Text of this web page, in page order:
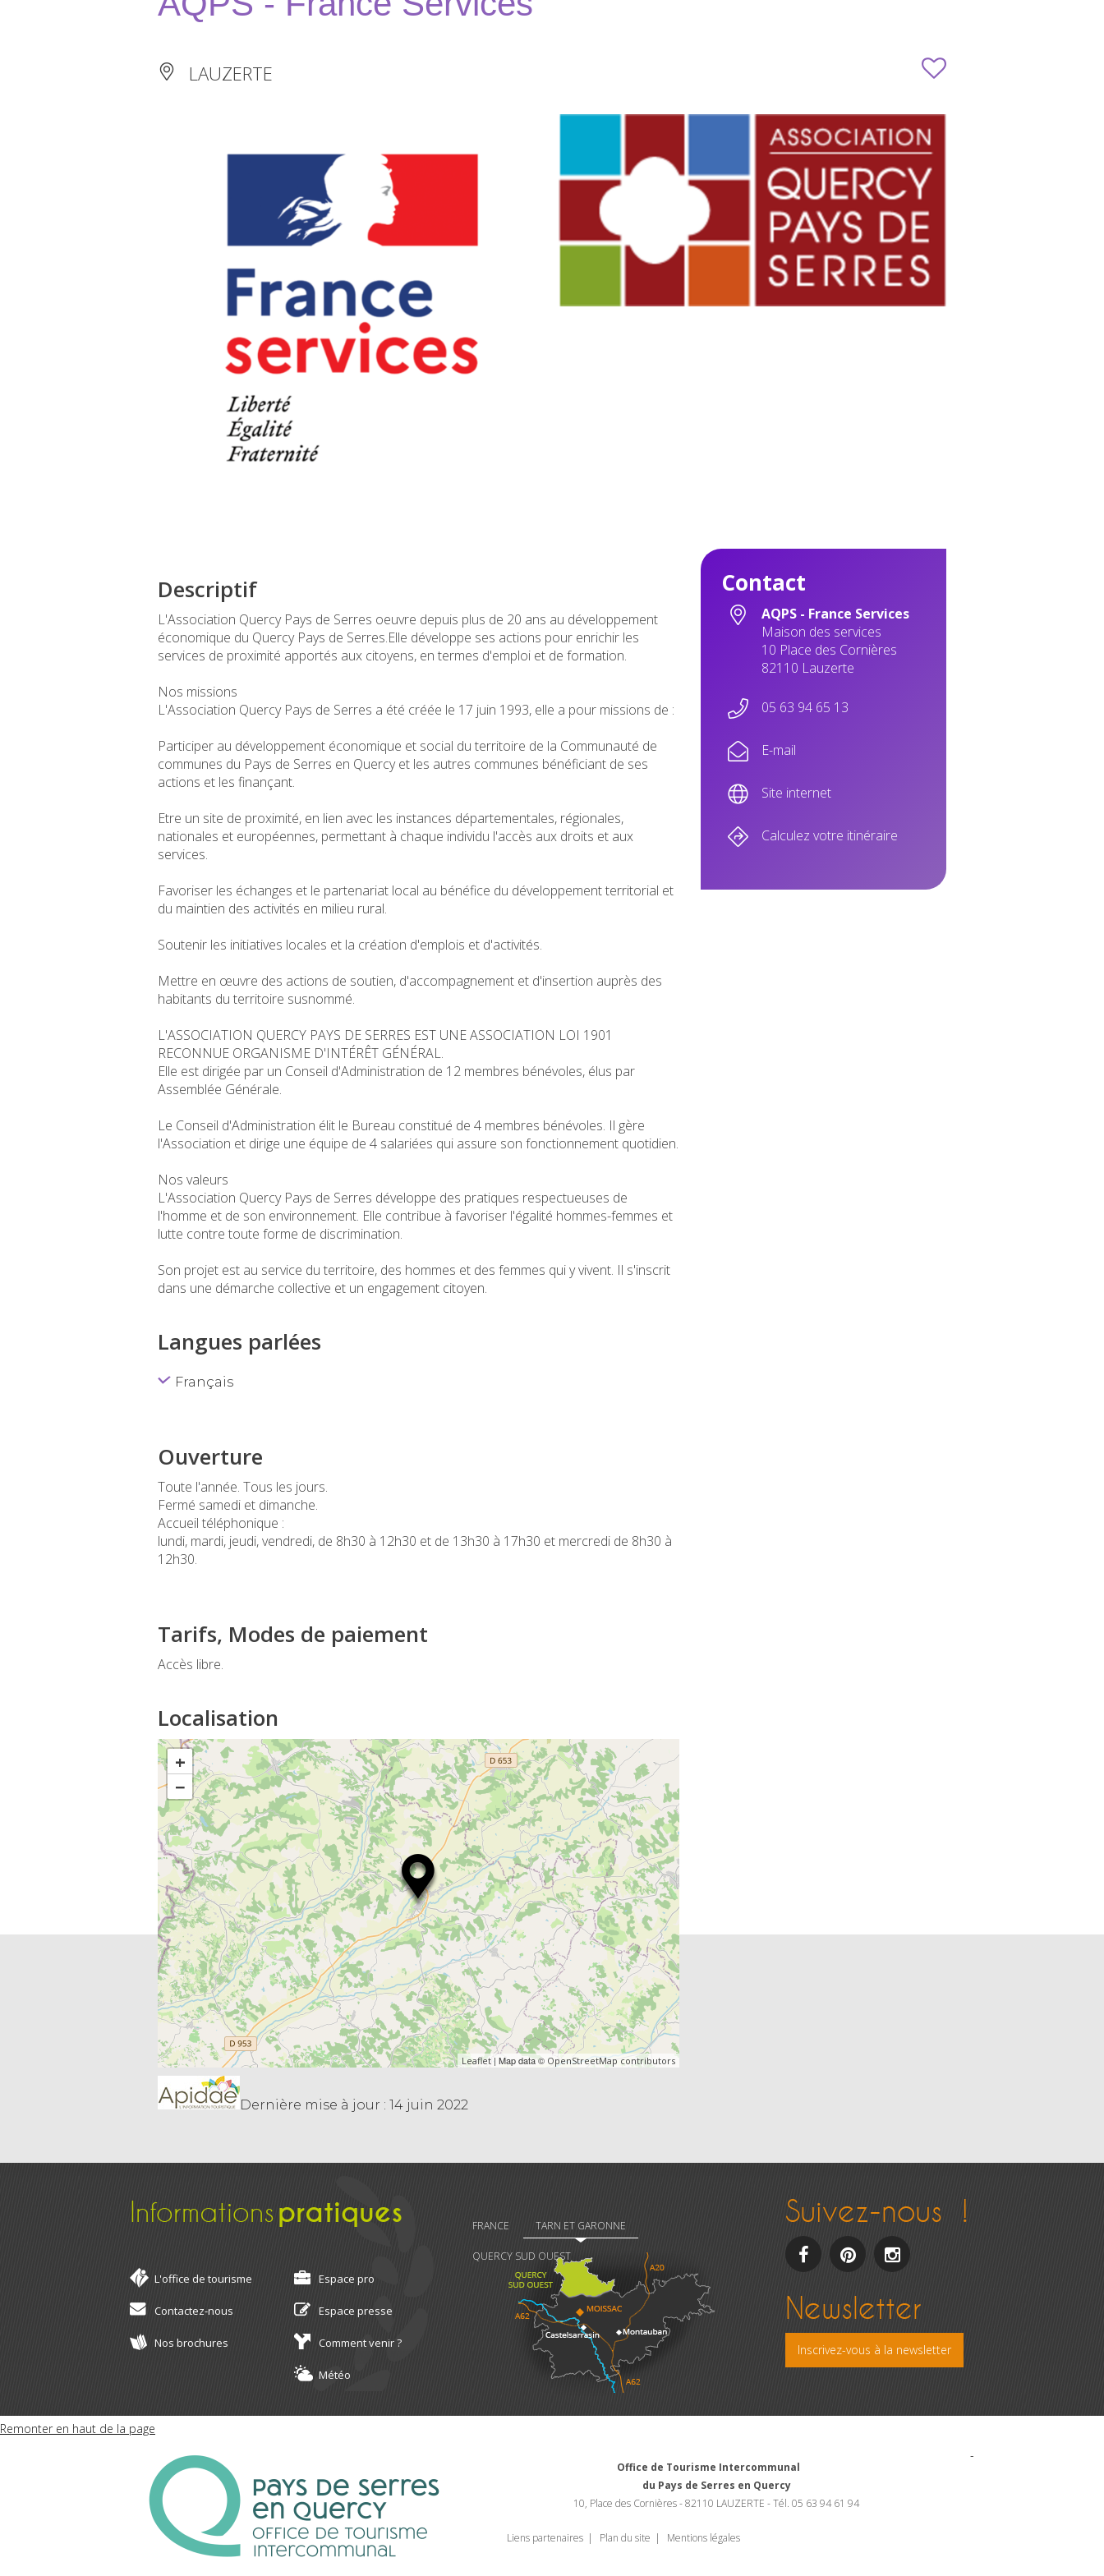
LAUZERTE
Descriptif
L'Association Quercy Pays de Serres oeuvre depuis plus de 20 ans au développement
économique du Quercy Pays de Serres.Elle développe ses actions pour enrichir les
services de proximité apportés aux citoyens, en termes d'emploi et de formation.
Nos missions
L'Association Quercy Pays de Serres a été créée le 17 juin 1993, elle a pour missions de :
Participer au développement économique et social du territoire de la Communauté de
communes du Pays de Serres en Quercy et les autres communes bénéficiant de ses
actions et les finançant.
Etre un site de proximité, en lien avec les instances départementales, régionales,
nationales et européennes, permettant à chaque individu l'accès aux droits et aux
services.
Favoriser les échanges et le partenariat local au bénéfice du développement territorial et
du maintien des activités en milieu rural.
Soutenir les initiatives locales et la création d'emplois et d'activités.
Mettre en œuvre des actions de soutien, d'accompagnement et d'insertion auprès des
habitants du territoire susnommé.
L'ASSOCIATION QUERCY PAYS DE SERRES EST UNE ASSOCIATION LOI 1901
RECONNUE ORGANISME D'INTÉRÊT GÉNÉRAL.
Elle est dirigée par un Conseil d'Administration de 12 membres bénévoles, élus par
Assemblée Générale.
Le Conseil d'Administration élit le Bureau constitué de 4 membres bénévoles. Il gère
l'Association et dirige une équipe de 4 salariées qui assure son fonctionnement quotidien.
Nos valeurs
L'Association Quercy Pays de Serres développe des pratiques respectueuses de
l'homme et de son environnement. Elle contribue à favoriser l'égalité hommes-femmes et
lutte contre toute forme de discrimination.
Son projet est au service du territoire, des hommes et des femmes qui y vivent. Il s'inscrit
dans une démarche collective et un engagement citoyen.
Langues parlées
Français
Ouverture
Toute l'année. Tous les jours.
Fermé samedi et dimanche.
Accueil téléphonique :
lundi, mardi, jeudi, vendredi, de 8h30 à 12h30 et de 13h30 à 17h30 et mercredi de 8h30 à
12h30.
Tarifs, Modes de paiement
Accès libre.
Localisation
+
−
Leaflet| Map data © OpenStreetMap contributors
Dernière mise à jour : 14 juin 2022
Contact
AQPS - France Services
Maison des services
10 Place des Cornières
82110 Lauzerte
05 63 94 65 13
E-mail
Site internet
Calculez votre itinéraire
Informationspratiques
L'office de tourisme Espace pro
Contactez-nous Espace presse
Nos brochures Comment venir ?
Météo
FRANCE TARN ET GARONNE
QUERCY SUD OUEST
Suivez-nous !
facebookpinterest
Newsletter
Inscrivez-vous à la newsletter
Remonter en haut de la page
-
Office de Tourisme Intercommunal
du Pays de Serres en Quercy
10, Place des Cornières - 82110 LAUZERTE - Tél. 05 63 94 61 94
Liens partenaires Plan du site Mentions légales